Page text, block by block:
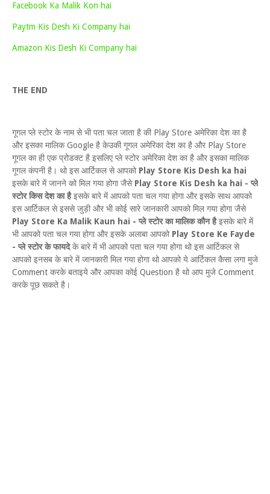
Facebook Ka Malik Kon hai
Paytm Kis Desh Ki Company hai
Amazon Kis Desh Ki Company hai
THE END
गूगल प्ले स्टोर के नाम से भी पता चल जाता है की Play Store अमेरिका देश का है
और इसका मालिक Google है केउकी गूगल अमेरिका देश का है और Play Store
गूगल का ही एक प्रोडक्ट है इसलिए प्ले स्टोर अमेरिका देश का है और इसका मालिक
गूगल कंपनी है। थो इस आर्टिकल से आपको Play Store Kis Desh ka hai
इसके बारे में जानने को मिल गया होगा जैसे Play Store Kis Desh ka hai - प्ले
स्टोर किस देश का हैइसके बारे में आपको पता चल गया होगा और इसके साथ आपको
इस आर्टिकल से इससे जुड़ी और भी कोई सारे जानकारी आपको मिल गया होगा जैसे
Play Store Ka Malik Kaun hai - प्ले स्टोर का मालिक कौन हैइसके बारे में
भी आपको पता चल गया होगा और इसके अलाबा आपको Play Store Ke Fayde
- प्ले स्टोर के फायदेके बारे में भी आपको पता चल गया होगा थो इस आर्टिकल से
आपको इनसब के बारे में जानकारी मिल गया होगा थो आपको ये आर्टिकल कैसा लगा मुजे
Comment करके बताइये और आपका कोई Question है थो आप मुजे Comment
करके पूछ सकते है।